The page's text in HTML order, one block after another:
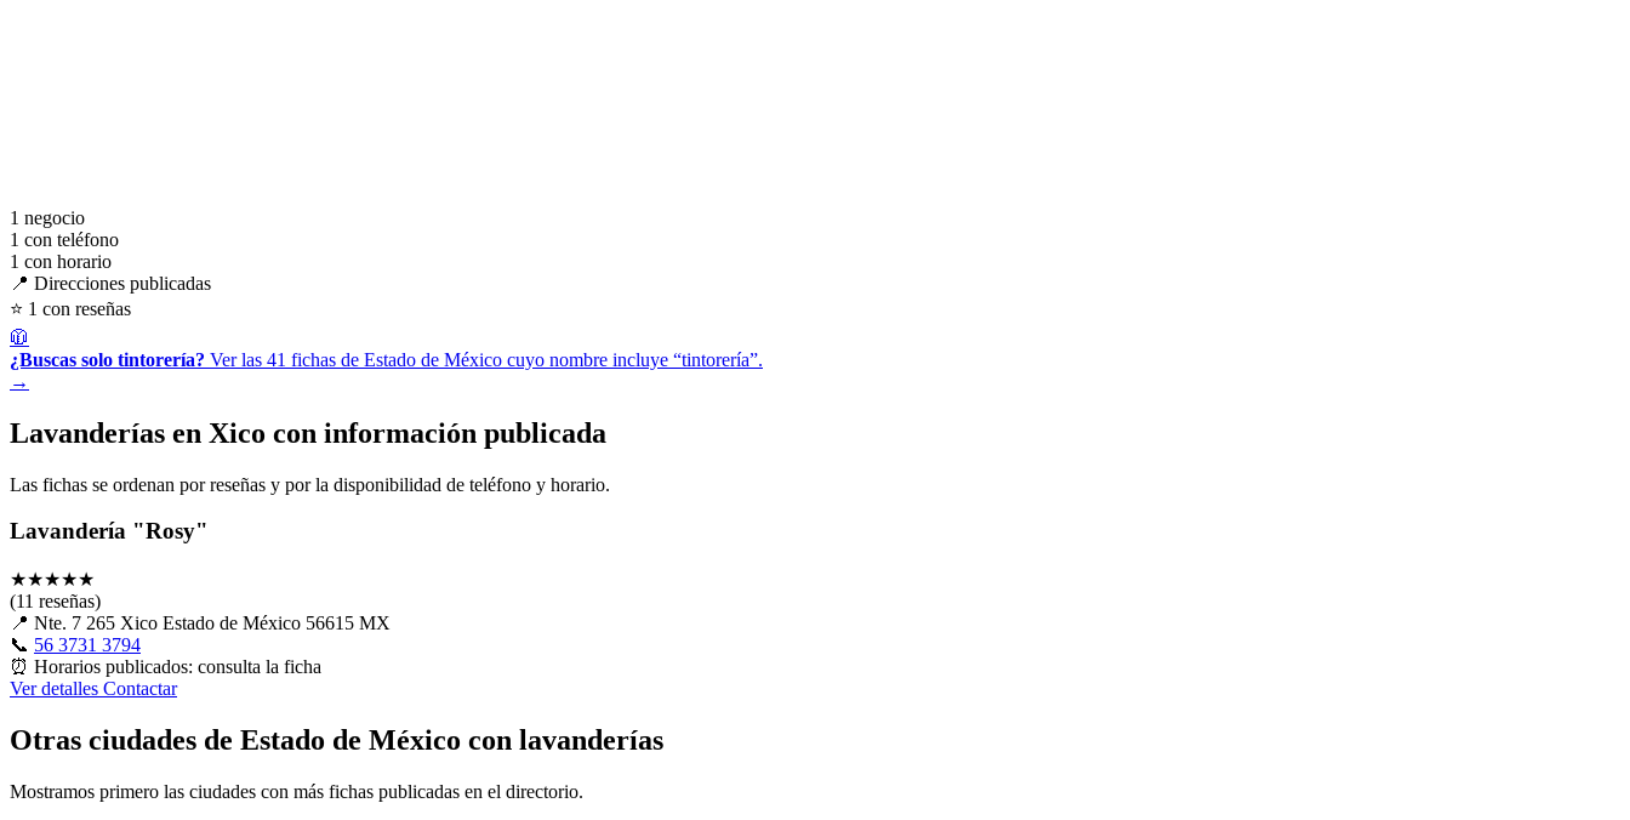
1 negocio
1 con teléfono
1 con horario
📍 Direcciones publicadas
⭐ 1 con reseñas
🧥
¿Buscas solo tintorería? Ver las 41 fichas de Estado de México cuyo nombre incluye “tintorería”.
→
Lavanderías en Xico con información publicada
Las fichas se ordenan por reseñas y por la disponibilidad de teléfono y horario.
Lavandería "Rosy"
★★★★★
(11 reseñas)
📍 Nte. 7 265 Xico Estado de México 56615 MX
📞 56 3731 3794
⏰ Horarios publicados: consulta la ficha
Ver detalles Contactar
Otras ciudades de Estado de México con lavanderías
Mostramos primero las ciudades con más fichas publicadas en el directorio.